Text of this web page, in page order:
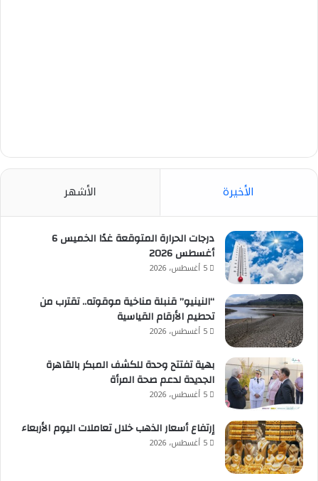
الأخيرة الأشهر
درجات الحرارة المتوقعة غدًا الخميس 6
أغسطس 2026
5 أغسطس، 2026
“النينيو” قنبلة مناخية موقوته.. تقترب من
تحطيم الأرقام القياسية
5 أغسطس، 2026
بهية تفتتح وحدة للكشف المبكر بالقاهرة
الجديدة لدعم صحة المرأة
5 أغسطس، 2026
إرتفاع أسعار الذهب خلال تعاملات اليوم الأربعاء
5 أغسطس، 2026